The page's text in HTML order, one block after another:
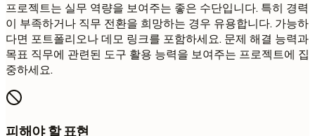
프로젝트는 실무 역량을 보여주는 좋은 수단입니다. 특히 경력
이 부족하거나 직무 전환을 희망하는 경우 유용합니다. 가능하
다면 포트폴리오나 데모 링크를 포함하세요. 문제 해결 능력과
목표 직무에 관련된 도구 활용 능력을 보여주는 프로젝트에 집
중하세요.
피해야 할 표현